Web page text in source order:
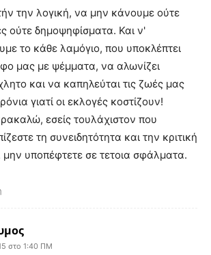
την λογική, να μην κάνουμε ούτε
ούτε δημοψηφίσματα. Και ν'
το κάθε λαμόγιο, που υποκλέπτει
μας με ψέμματα, να αλωνίζει
και να καπηλεύται τις ζωές μας
γιατί οι εκλογές κοστίζουν!
εσείς τουλάχιστον που
τη συνειδητότητα και την κριτική
υποπέφτετε σε τετοια σφάλματα.
στο 1:40 ΠΜ